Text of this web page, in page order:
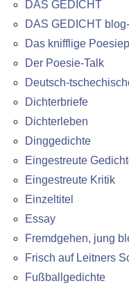
DAS GEDICHT
DAS GEDICHT
Das knifflige
Der Poesie-Talk
Deutsch-
Dichterbriefe
Dichterleben
Dinggedichte
Eingestreute
Eingestreute Kritik
Einzeltitel
Essay
Fremdgehen, jung
Frisch auf Leitners
Fußballgedichte